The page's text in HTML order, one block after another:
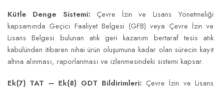
Kütle Denge Sistemi:Çevre İzin ve Lisans Yönetmeliği
kapsamında Geçici Faaliyet Belgesi (GFB) veya Çevre İzin ve
Lisans Belgesi bulunan atık geri kazanım bertaraf tesis atık
kabulünden itibaren nihai ürün oluşumuna kadar olan sürecin kayıt
altına alınması, raporlanması ve izlenmesindeki sistemi kapsar.
Ek(7) TAT – Ek(8) GDT Bildirimleri: Çevre İzin ve Lisans